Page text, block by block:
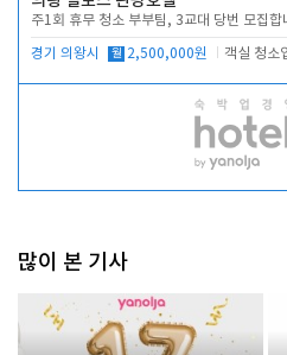
주1회 휴무 청소 부부팀, 3교대 당번 모집합
경기 의왕시 월 2,500,000원 객실 청소
많이 본 기사